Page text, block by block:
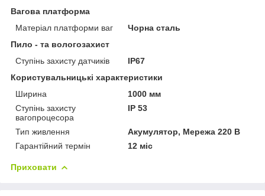
Вагова платформа
Матеріал платформи ваг
Чорна сталь
Пило - та вологозахист
Ступінь захисту датчиків
IP67
Користувальницькі характеристики
Ширина
1000 мм
Ступінь захисту
вагопроцесора
IP 53
Тип живлення
Акумулятор, Мережа 220 В
Гарантійний термін
12 міс
Приховати